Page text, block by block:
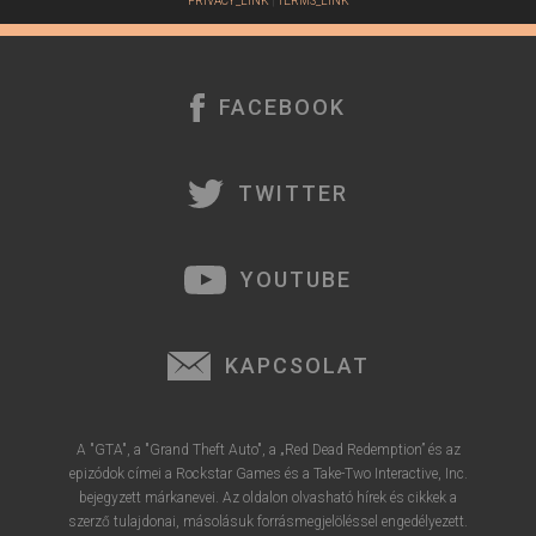
FACEBOOK
TWITTER
YOUTUBE
KAPCSOLAT
A "GTA", a "Grand Theft Auto", a „Red Dead Redemption” és az
epizódok címei a Rockstar Games és a Take-Two Interactive, Inc.
bejegyzett márkanevei. Az oldalon olvasható hírek és cikkek a
szerző tulajdonai, másolásuk forrásmegjelöléssel engedélyezett.